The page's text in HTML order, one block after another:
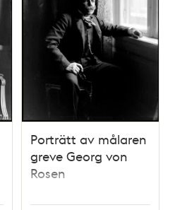
Porträtt av målaren
greve Georg von
Rosen